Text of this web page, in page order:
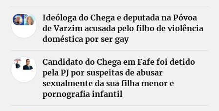
Ideóloga do Chega e deputada na Póvoa
de Varzim acusada pelo filho de violência
doméstica por ser gay
Candidato do Chega em Fafe foi detido
pela PJ por suspeitas de abusar
sexualmente da sua filha menor e
pornografia infantil